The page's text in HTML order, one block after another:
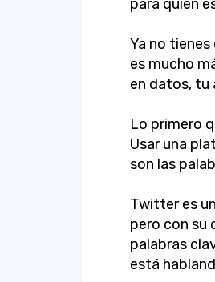
para quién
Ya no
es mucho
en datos, tu
Lo primero
Usar una
son las
Twitter es
pero con su
palabras
está